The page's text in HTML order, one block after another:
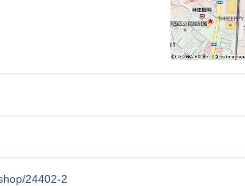
24402-2